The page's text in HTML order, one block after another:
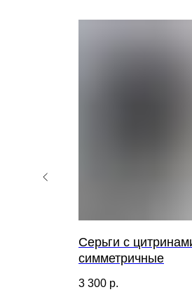
Серьги с
симметричные
3 300 р.